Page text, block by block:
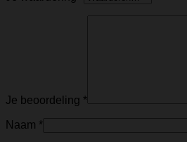
Je beoordeling *
Naam *